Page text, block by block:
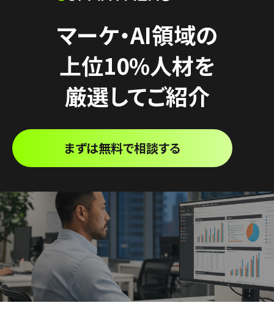
マーケ・AI領域の
上位10%人材を
厳選してご紹介
まずは無料で相談する